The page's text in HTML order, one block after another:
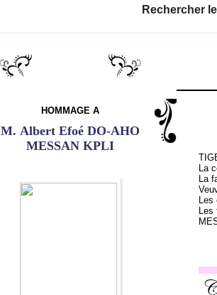
Rechercher
HOMMAGE A
M. Albert Efoé DO-AHO
MESSAN KPLI
La
La
Les
Les